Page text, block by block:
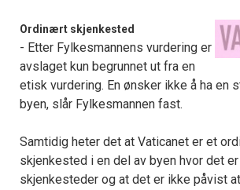
Ordinært skjenkested
- Etter Fylkesmannens vurdering er
avslaget kun begrunnet ut fra en
etisk vurdering. En ønsker ikke å ha en
byen, slår Fylkesmannen fast.
Samtidig heter det at Vaticanet er et
skjenkested i en del av byen hvor det
skjenkesteder og at det er ikke påvist